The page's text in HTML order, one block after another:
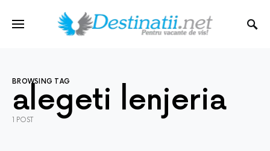
BROWSING TAG
alegeti lenjeria
1 POST